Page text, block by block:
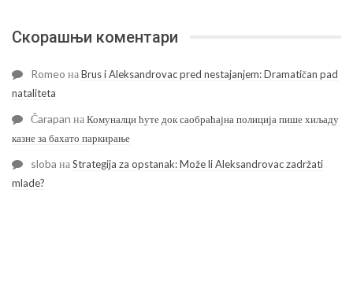
Скорашњи коментари
Romeo наBrus i Aleksandrovac pred nestajanjem: Dramatičan pad
nataliteta
Čarapan наКомуналци ћуте док саобраћајна полиција пише хиљаду
казне за бахато паркирање
sloba наStrategija za opstanak: Može li Aleksandrovac zadržati
mlade?